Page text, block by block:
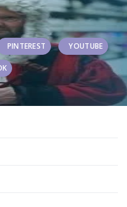
PINTEREST YOUTUBE